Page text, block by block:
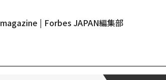
magazine | Forbes JAPAN編集部